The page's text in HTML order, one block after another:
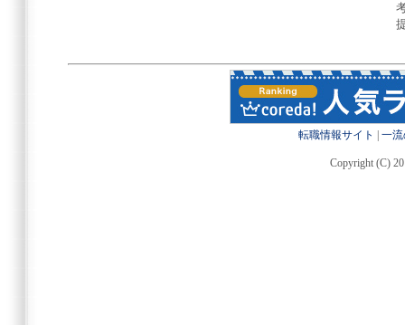
転職情報サイト 一
Copyright (C)